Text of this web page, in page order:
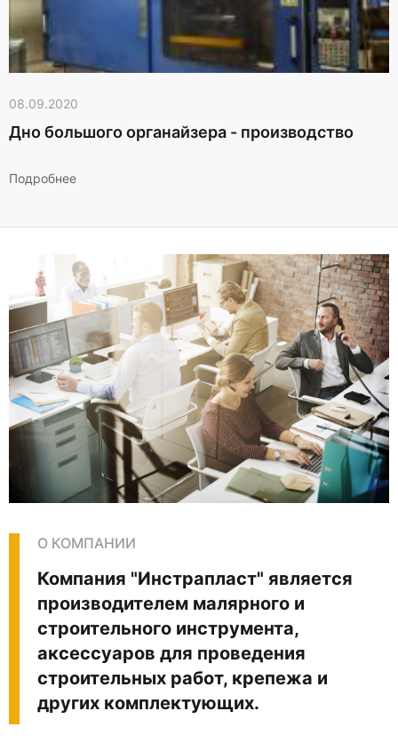
08.09.2020
Дно большого органайзера - производство
Подробнее
О КОМПАНИИ
Компания "Инстрапласт" является
производителем малярного и
строительного инструмента,
аксессуаров для проведения
строительных работ, крепежа и
других комплектующих.